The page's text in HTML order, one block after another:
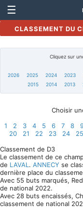
☰
CLASSEMENT DU
Cliquez sur
2026 2025 2024 2023
2015
2014 2013
Choisir
1
2 3 4 5 6 7 8
20
21 22 23 24 25
Classement de D3
Le classement de ce
de LAVAL . ANNECY se
dernière place du
Avec 55 buts marqués,
de national 2022.
Avec 28 buts encaissés,
classement de national